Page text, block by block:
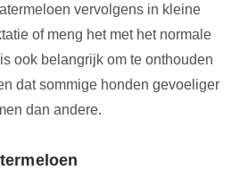
vervolgens in kleine
of meng het met het normale
ook belangrijk om te onthouden
dat sommige honden gevoeliger
dan andere.